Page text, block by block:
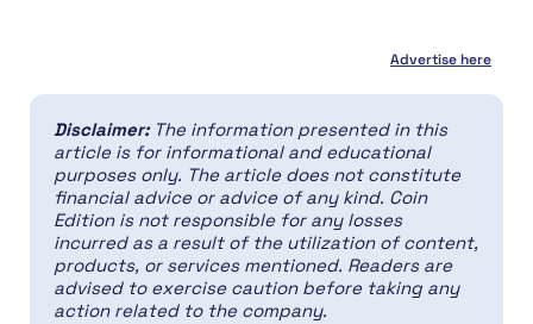
Advertise here
Disclaimer: The information presented in this
article is for informational and educational
purposes only. The article does not constitute
financial advice or advice of any kind. Coin
Edition is not responsible for any losses
incurred as a result of the utilization of content,
products, or services mentioned. Readers are
advised to exercise caution before taking any
action related to the company.